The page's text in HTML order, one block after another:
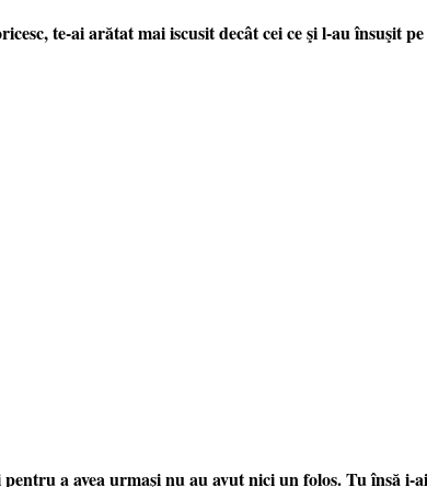
te-ai arătat mai iscusit decât cei ce şi l-au însuşit
a avea urmaşi nu au avut nici un folos. Tu însă